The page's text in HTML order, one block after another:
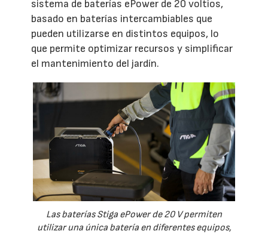
sistema de baterías ePower de 20 voltios,
basado en baterías intercambiables que
pueden utilizarse en distintos equipos, lo
que permite optimizar recursos y simplificar
el mantenimiento del jardín.
Las baterías Stiga ePower de 20 V permiten
utilizar una única batería en diferentes equipos,